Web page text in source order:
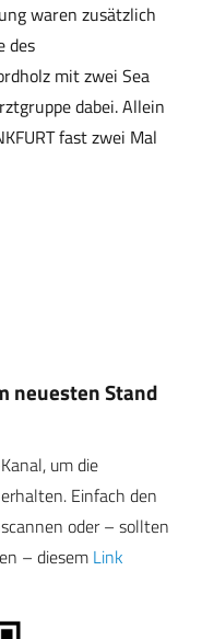
waren zusätzlich
des
mit zwei Sea
dabei. Allein
fast zwei Mal
neuesten Stand
um die
Einfach den
oder – sollten
– diesem Link